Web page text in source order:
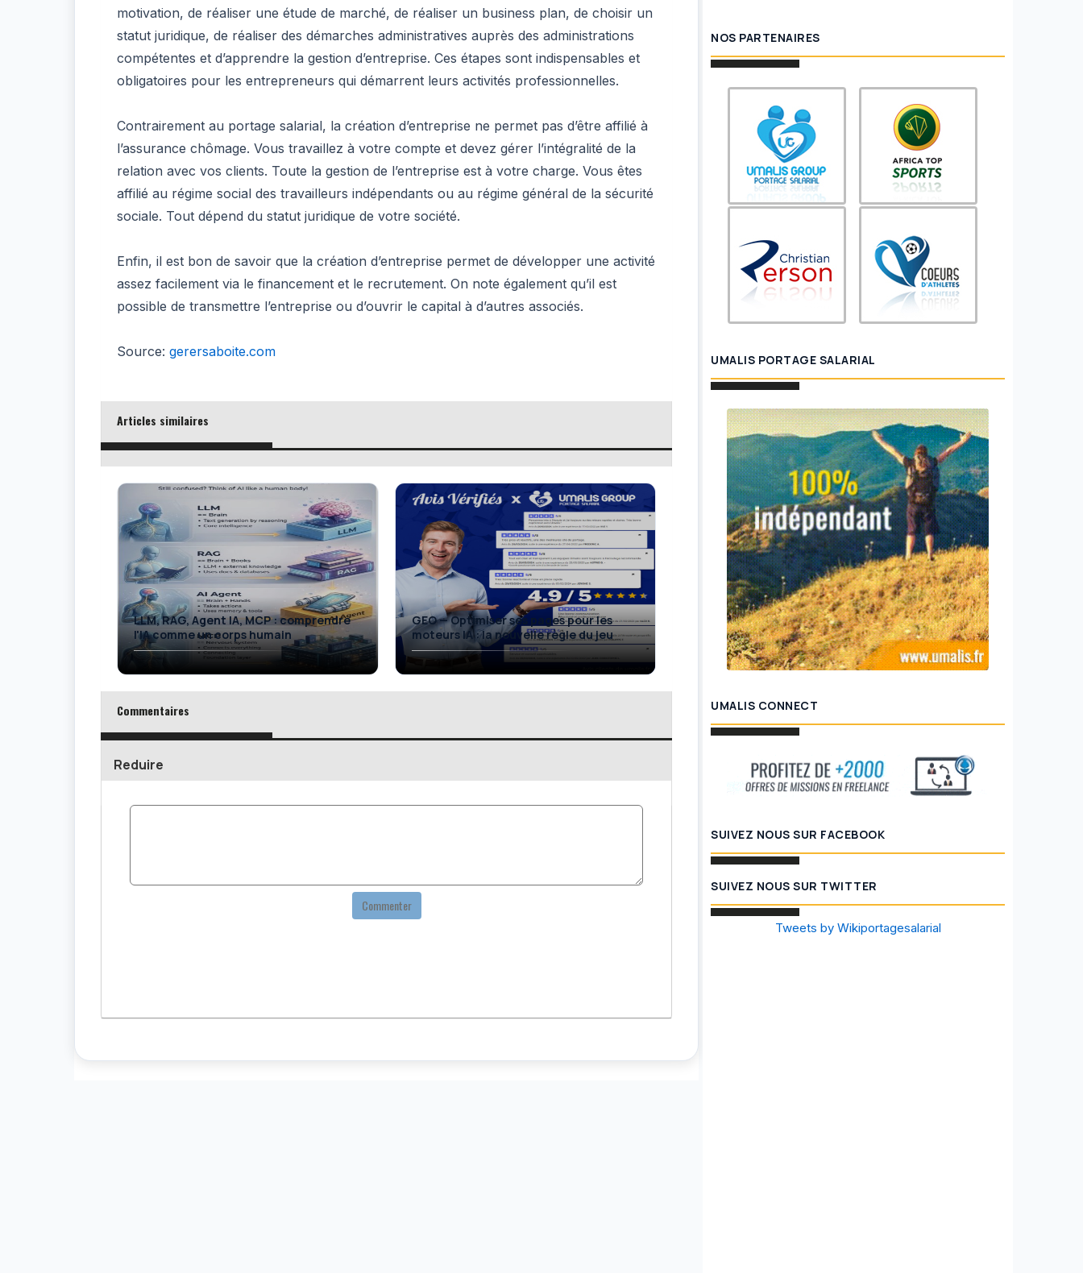
motivation, de réaliser une étude de marché, de réaliser un business plan, de choisir un
statut juridique, de réaliser des démarches administratives auprès des administrations
compétentes et d’apprendre la gestion d’entreprise. Ces étapes sont indispensables et
obligatoires pour les entrepreneurs qui démarrent leurs activités professionnelles.
Contrairement au portage salarial, la création d’entreprise ne permet pas d’être affilié à
l’assurance chômage. Vous travaillez à votre compte et devez gérer l’intégralité de la
relation avec vos clients. Toute la gestion de l’entreprise est à votre charge. Vous êtes
affilié au régime social des travailleurs indépendants ou au régime général de la sécurité
sociale. Tout dépend du statut juridique de votre société.
Enfin, il est bon de savoir que la création d’entreprise permet de développer une activité
assez facilement via le financement et le recrutement. On note également qu’il est
possible de transmettre l’entreprise ou d’ouvrir le capital à d’autres associés.
Source: gerersaboite.com
Articles similaires
LLM, RAG, Agent IA, MCP : comprendre
l'IA comme un corps humain
GEO — Optimiser ses pages pour les
moteurs IA : la nouvelle règle du jeu
PortageSalarials.com : la plateforme
de référence sur le portage salarial en
France
Unitree R1 : le
€ qui change les
Commentaires
Reduire
Commenter
NOS PARTENAIRES
UMALIS PORTAGE SALARIAL
UMALIS CONNECT
SUIVEZ NOUS SUR FACEBOOK
SUIVEZ NOUS SUR TWITTER
Tweets by Wikiportagesalarial